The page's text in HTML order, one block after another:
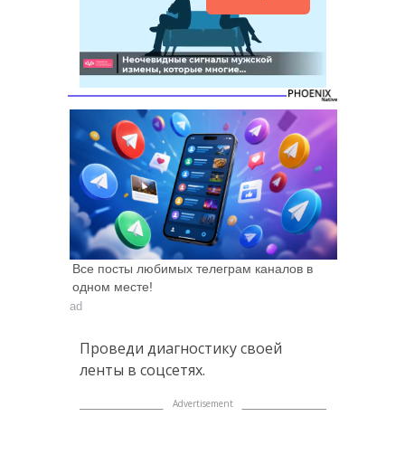
Все посты любимых телеграм каналов в
одном месте!
ad
Проведи диагностику своей
ленты в соцсетях.